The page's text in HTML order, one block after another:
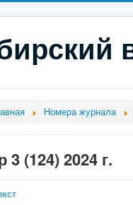
Номера журнала
3 (124) 2024 г.